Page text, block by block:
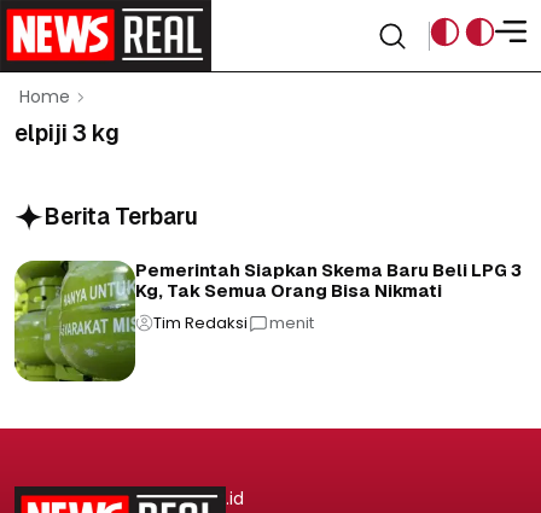
Home
elpiji 3 kg
Berita Terbaru
Pemerintah Siapkan Skema Baru Beli LPG 3
Kg, Tak Semua Orang Bisa Nikmati
Tim Redaksi menit
.id